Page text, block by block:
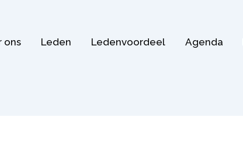
ons Leden Ledenvoordeel Agenda